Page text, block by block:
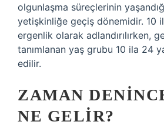
olgunlaşma süreçlerinin
yetişkinliğe geçiş dönemidir. 10
ergenlik olarak adlandırılırken,
tanımlanan yaş grubu 10 ila 24
edilir.
ZAMAN
NE GELIR?